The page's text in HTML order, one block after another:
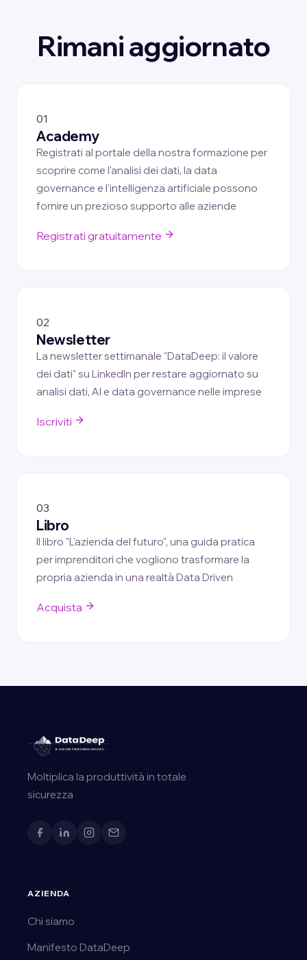
Rimani aggiornato
01
Academy
Registrati al portale della nostra formazione per
scoprire come l'analisi dei dati, la data
governance e l'intelligenza artificiale possono
fornire un prezioso supporto alle aziende
Registrati gratuitamente
02
Newsletter
La newsletter settimanale "DataDeep: il valore
dei dati" su LinkedIn per restare aggiornato su
analisi dati, AI e data governance nelle imprese
Iscriviti
03
Libro
Il libro "L'azienda del futuro", una guida pratica
per imprenditori che vogliono trasformare la
propria azienda in una realtà Data Driven
Acquista
Moltiplica la produttività in totale
sicurezza
AZIENDA
Chi siamo
Manifesto DataDeep